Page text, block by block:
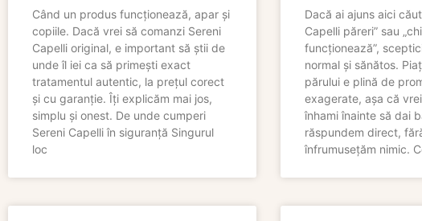
Când un produs funcționează, apar și
copiile. Dacă vrei să comanzi Sereni
Capelli original, e important să știi de
unde îl iei ca să primești exact
tratamentul autentic, la prețul corect
și cu garanție. Îți explicăm mai jos,
simplu și onest. De unde cumperi
Sereni Capelli în siguranță Singurul
loc
Dacă ai ajuns aici
Capelli păreri” sau
funcționează”,
normal și sănătos.
părului e plină de
exagerate, așa că
înhami înainte să dai
răspundem direct,
înfrumusețăm nimic.